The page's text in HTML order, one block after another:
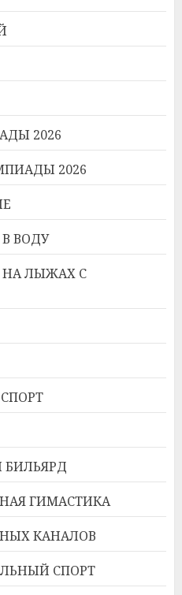
2026
2026
ВОДУ
ЛЫЖАХ С
БИЛЬЯРД
ГИМАСТИКА
КАНАЛОВ
СПОРТ